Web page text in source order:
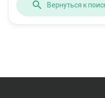
Вернуться к